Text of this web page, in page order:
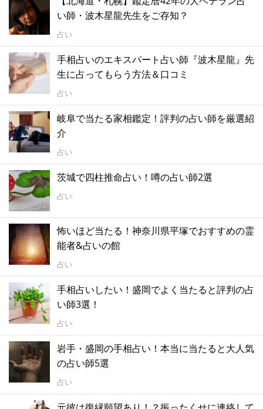
い師・波木星龍先生をご存知？
占い
手相占いのエキスパート占い師『波木星龍』先
生に占ってもらう方法＆口コミ
占い
岐阜で当たる家相鑑定！評判の占い師を厳選紹
介
占い
茨城で四柱推命占い！噂の占い師2選
占い
怖いほど当たる！神奈川県平塚でおすすめの霊
能者&占いの館
占い
手相占いしたい！盛岡でよく当たると評判の占
い師3選！
占い
岩手・盛岡の手相占い！本当に当たると大人気
の占い師5選
占い